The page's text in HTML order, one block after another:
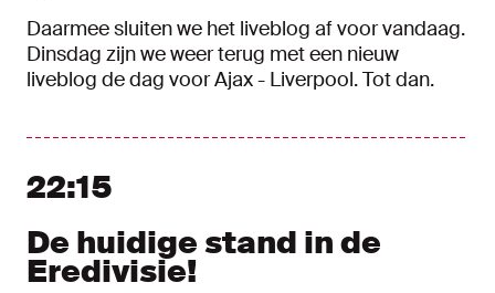
Daarmee sluiten we het liveblog af voor vandaag.
Dinsdag zijn we weer terug met een nieuw
liveblog de dag voor Ajax - Liverpool. Tot dan.
22:15
De huidige stand in de
Eredivisie!